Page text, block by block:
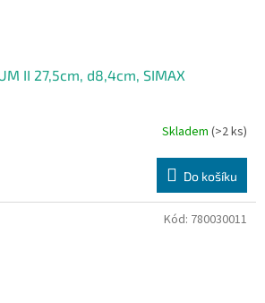
II 27,5cm, d8,4cm, SIMAX
Skladem (>2 ks)
Do košíku
Kód: 780030011